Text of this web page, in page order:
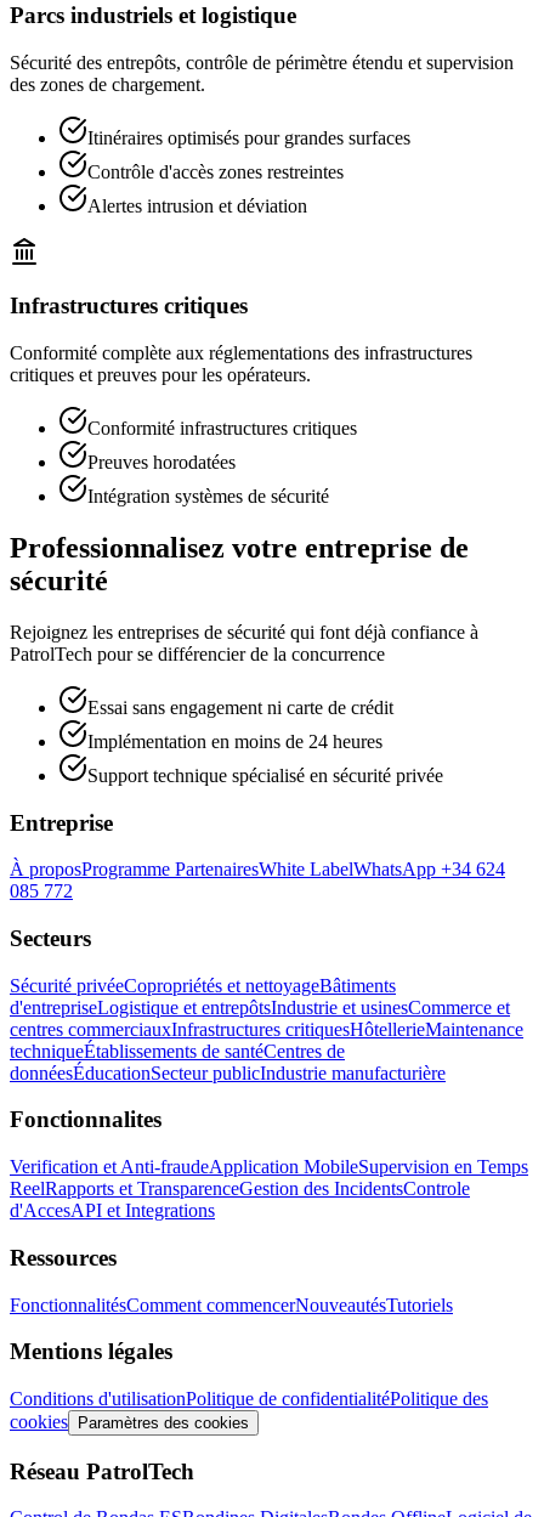
Parcs industriels et logistique
Sécurité des entrepôts, contrôle de périmètre étendu et supervision
des zones de chargement.
Itinéraires optimisés pour grandes surfaces
Contrôle d'accès zones restreintes
Alertes intrusion et déviation
Infrastructures critiques
Conformité complète aux réglementations des infrastructures
critiques et preuves pour les opérateurs.
Conformité infrastructures critiques
Preuves horodatées
Intégration systèmes de sécurité
Professionnalisez votre entreprise de
sécurité
Rejoignez les entreprises de sécurité qui font déjà confiance à
PatrolTech pour se différencier de la concurrence
Essai sans engagement ni carte de crédit
Implémentation en moins de 24 heures
Support technique spécialisé en sécurité privée
Entreprise
À proposProgramme PartenairesWhite LabelWhatsApp +34 624
085 772
Secteurs
Sécurité privéeCopropriétés et nettoyageBâtiments
d'entrepriseLogistique et entrepôtsIndustrie et usinesCommerce et
centres commerciauxInfrastructures critiquesHôtellerieMaintenance
techniqueÉtablissements de santéCentres de
donnéesÉducationSecteur publicIndustrie manufacturière
Fonctionnalites
Verification et Anti-fraudeApplication MobileSupervision en Temps
ReelRapports et TransparenceGestion des IncidentsControle
d'AccesAPI et Integrations
Ressources
FonctionnalitésComment commencerNouveautésTutoriels
Mentions légales
Conditions d'utilisationPolitique de confidentialitéPolitique des
cookies
Paramètres des cookies
Réseau PatrolTech